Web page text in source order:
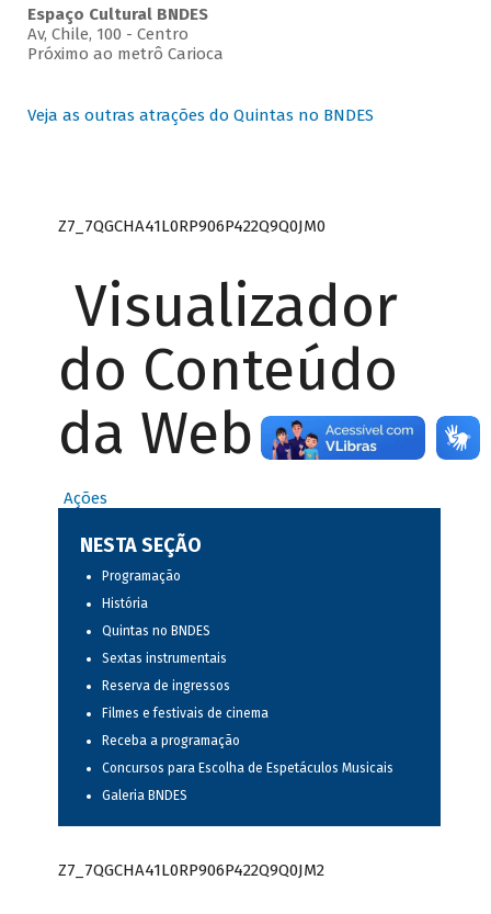
Espaço Cultural BNDES
Av, Chile, 100 - Centro
Próximo ao metrô Carioca
Veja as outras atrações do Quintas no BNDES
Z7_7QGCHA41L0RP906P422Q9Q0JM0
Visualizador
do Conteúdo
da Web
Ações
NESTA SEÇÃO
Programação
História
Quintas no BNDES
Sextas instrumentais
Reserva de ingressos
Filmes e festivais de cinema
Receba a programação
Concursos para Escolha de Espetáculos Musicais
Galeria BNDES
Z7_7QGCHA41L0RP906P422Q9Q0JM2